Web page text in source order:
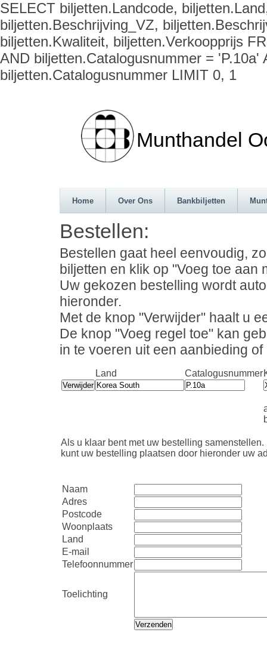
SELECT biljetten.Landcode,
biljetten.Beschrijving_VZ,
biljetten.Kwaliteit, biljetten.Verkoopprijs
AND biljetten.Catalogusnummer =
biljetten.Catalogusnummer LIMIT 0, 1
Munthandel
Home Over Ons Bankbiljetten
Bestellen:
Bestellen gaat heel eenvoudig,
biljetten en klik op "Voeg toe aan
Uw gekozen bestelling wordt
hieronder.
Met de knop "Verwijder" haalt u
De knop "Voeg regel toe" kan
in te voeren uit een aanbieding
Land Catalogusnummer
Als u klaar bent met uw bestelling samenstellen.
kunt uw bestelling plaatsen door hieronder uw
Naam
Adres
Postcode
Woonplaats
Land
E-mail
Telefoonnummer
Toelichting